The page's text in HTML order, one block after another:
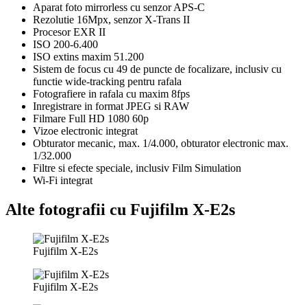
Aparat foto mirrorless cu senzor APS-C
Rezolutie 16Mpx, senzor X-Trans II
Procesor EXR II
ISO 200-6.400
ISO extins maxim 51.200
Sistem de focus cu 49 de puncte de focalizare, inclusiv cu
functie wide-tracking pentru rafala
Fotografiere in rafala cu maxim 8fps
Inregistrare in format JPEG si RAW
Filmare Full HD 1080 60p
Vizoe electronic integrat
Obturator mecanic, max. 1/4.000, obturator electronic max.
1/32.000
Filtre si efecte speciale, inclusiv Film Simulation
Wi-Fi integrat
Alte fotografii cu Fujifilm X-E2s
Fujifilm X-E2s
Fujifilm X-E2s